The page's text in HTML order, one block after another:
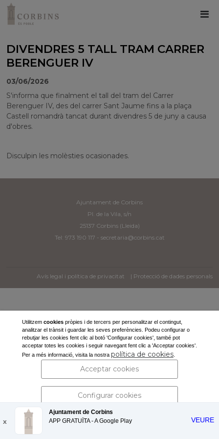
DIVENDRES 5 TALL TRAM CARRER
BERENGUER IV
03/06/2026
S'informa que finalment el tall del tram del Carrer
Berenguer IV, des del carrer Sant Jaume fins a la plaça
Castell romandrà tancat durant divendres 5 de juny a causa
d'obres.
Disculpin les molèsties ocasionades.
Ajuntament de Corbins
Pl. de la Vila, s/n
25137 Corbins (Lleida)
Tel: 973 190 117 - secretaria@corbins.cat
Avís legal i política de privacitat | Protecció de dades personals
Utilitzem cookiespròpies i de tercers per personalitzar el contingut,
analitzar el trànsit i guardar les seves preferències. Podeu configurar o
rebutjar les cookies fent clic al botó 'Configurar cookies', també pot
acceptar totes les cookies i seguir navegant fent clic a 'Acceptar cookies'.
Per a més informació, visita la nostra política de cookies.
Acceptar cookies
Configurar cookies
Rebutjar cookies
x
Ajuntament de Corbins
APP GRATUÏTA - AGoogle Play VEURE